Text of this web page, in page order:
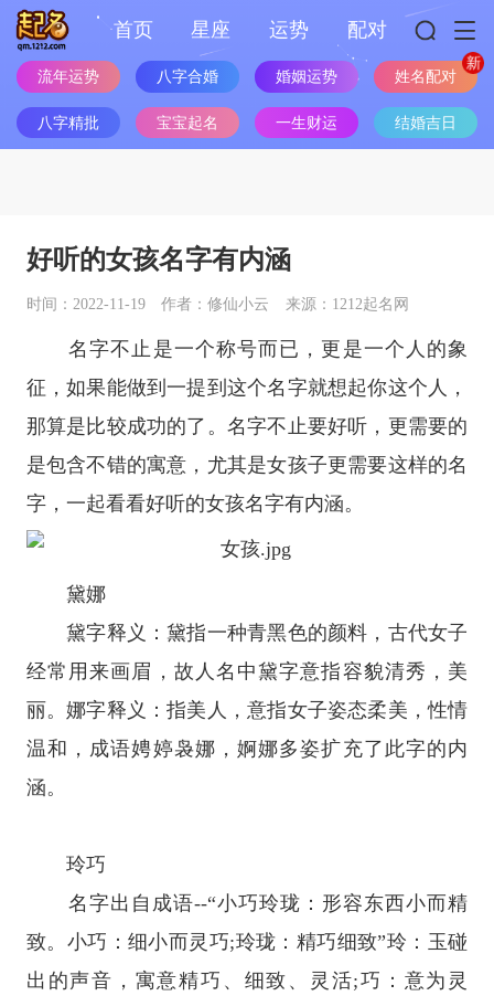
首页 星座 运势 配对
流年运势 八字合婚 婚姻运势 姓名配对
八字精批 宝宝起名 一生财运 结婚吉日
好听的女孩名字有内涵
时间：2022-11-19 作者：修仙小云 来源：1212起名网
名字不止是一个称号而已，更是一个人的象
征，如果能做到一提到这个名字就想起你这个人，
那算是比较成功的了。名字不止要好听，更需要的
是包含不错的寓意，尤其是女孩子更需要这样的名
字，一起看看好听的女孩名字有内涵。
黛娜
黛字释义：黛指一种青黑色的颜料，古代女子
经常用来画眉，故人名中黛字意指容貌清秀，美
丽。娜字释义：指美人，意指女子姿态柔美，性情
温和，成语娉婷袅娜，婀娜多姿扩充了此字的内
涵。
玲巧
名字出自成语--“小巧玲珑：形容东西小而精
致。小巧：细小而灵巧;玲珑：精巧细致”玲：玉碰
出的声音，寓意精巧、细致、灵活;巧：意为灵